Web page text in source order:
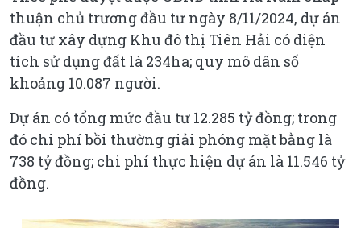
thuận chủ trương đầu tư ngày 8/11/2024, dự án
đầu tư xây dựng Khu đô thị Tiên Hải có diện
tích sử dụng đất là 234ha; quy mô dân số
khoảng 10.087 người.
Dự án có tổng mức đầu tư 12.285 tỷ đồng; trong
đó chi phí bồi thường giải phóng mặt bằng là
738 tỷ đồng; chi phí thực hiện dự án là 11.546 tỷ
đồng.